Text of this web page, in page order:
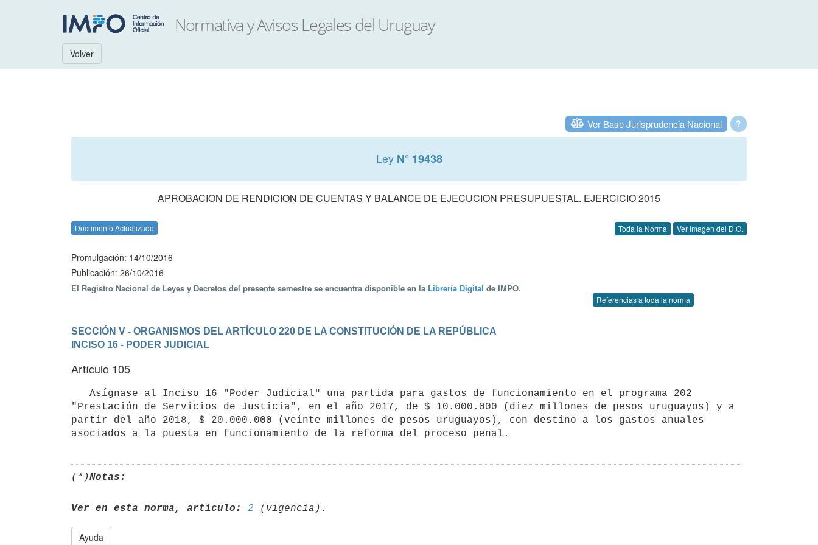
Volver
?
Ver Base Jurisprudencia Nacional
Ley N° 19438
APROBACION DE RENDICION DE CUENTAS Y BALANCE DE EJECUCION PRESUPUESTAL. EJERCICIO 2015
Documento Actualizado Toda la Norma Ver Imagen del D.O.
Promulgación: 14/10/2016
Publicación: 26/10/2016
El Registro Nacional de Leyes y Decretos del presente semestre se encuentra disponible en la Librería Digital de IMPO.
Referencias a toda la norma
SECCIÓN V - ORGANISMOS DEL ARTÍCULO 220 DE LA CONSTITUCIÓN DE LA REPÚBLICA
INCISO 16 - PODER JUDICIAL
Artículo 105
"Prestación de Servicios de Justicia", en el año 2017, de $ 10.000.000 (diez millones de pesos uruguayos) y a
partir del año 2018, $ 20.000.000 (veinte millones de pesos uruguayos), con destino a los gastos anuales
(*)Notas:
Ver en esta norma, artículo: 2
Ayuda